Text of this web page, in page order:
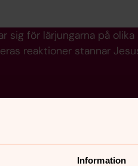
Information
sig för lärjungarna på
reaktioner stannar